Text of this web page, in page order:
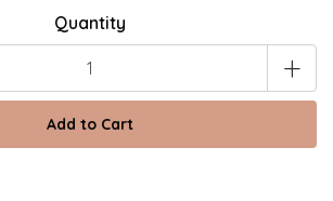
Quantity
+